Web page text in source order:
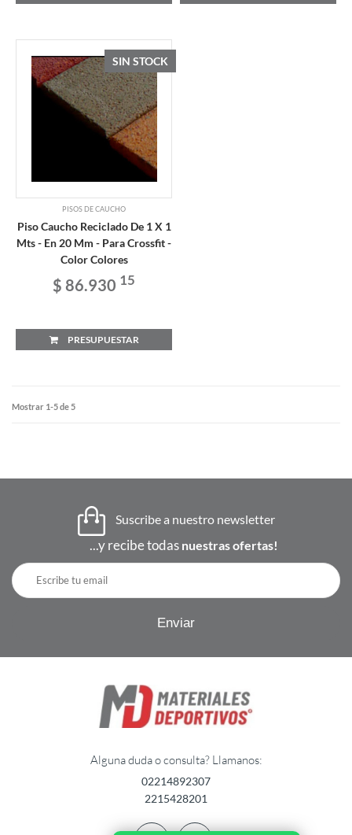
SIN STOCK
PISOS DE CAUCHO
Piso Caucho Reciclado De 1 X 1
Mts - En 20 Mm - Para Crossfit -
Color Colores
$ 86.930 15
PRESUPUESTAR
Mostrar 1-5 de 5
Suscribe a nuestro newsletter
...y recibe todas nuestras ofertas!
Alguna duda o consulta? Llamanos:
02214892307
2215428201